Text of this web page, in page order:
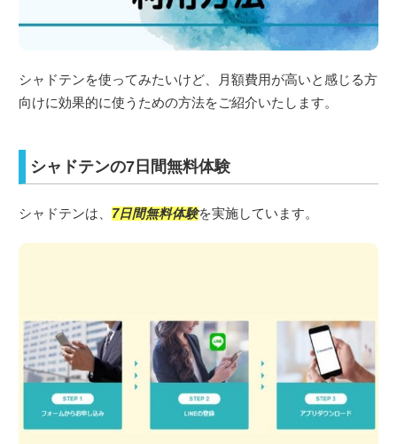
シャドテンを使ってみたいけど、月額費用が高いと感じる方
向けに効果的に使うための方法をご紹介いたします。
シャドテンの7日間無料体験
シャドテンは、 7日間無料体験を実施しています。